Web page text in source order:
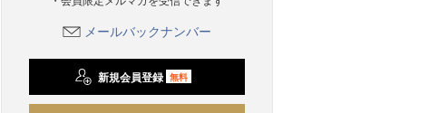
メールバックナンバー
新規会員登録 無料